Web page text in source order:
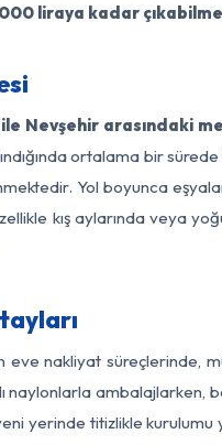
liraya kadar
Nevşehir arasındaki
ortalama bir
Yol boyunca
kış aylarında veya
nakliyat süreçlerinde,
ambalajlarken,
yerinde titizlikle kurulumu